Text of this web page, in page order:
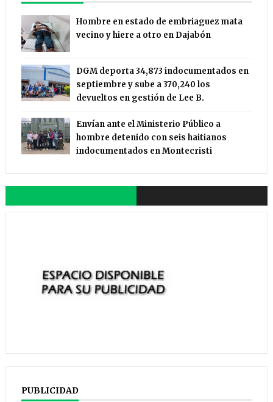
Hombre en estado de embriaguez mata
vecino y hiere a otro en Dajabón
DGM deporta 34,873 indocumentados en
septiembre y sube a 370,240 los
devueltos en gestión de Lee B.
Envían ante el Ministerio Público a
hombre detenido con seis haitianos
indocumentados en Montecristi
PUBLICIDAD